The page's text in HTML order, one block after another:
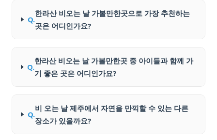
Q.
한라산 비오는 날 가볼만한곳으로 가장 추천하는
곳은 어디인가요?
Q.
한라산 비오는 날 가볼만한곳 중 아이들과 함께 가
기 좋은 곳은 어디인가요?
Q.
비 오는 날 제주에서 자연을 만끽할 수 있는 다른
장소가 있을까요?